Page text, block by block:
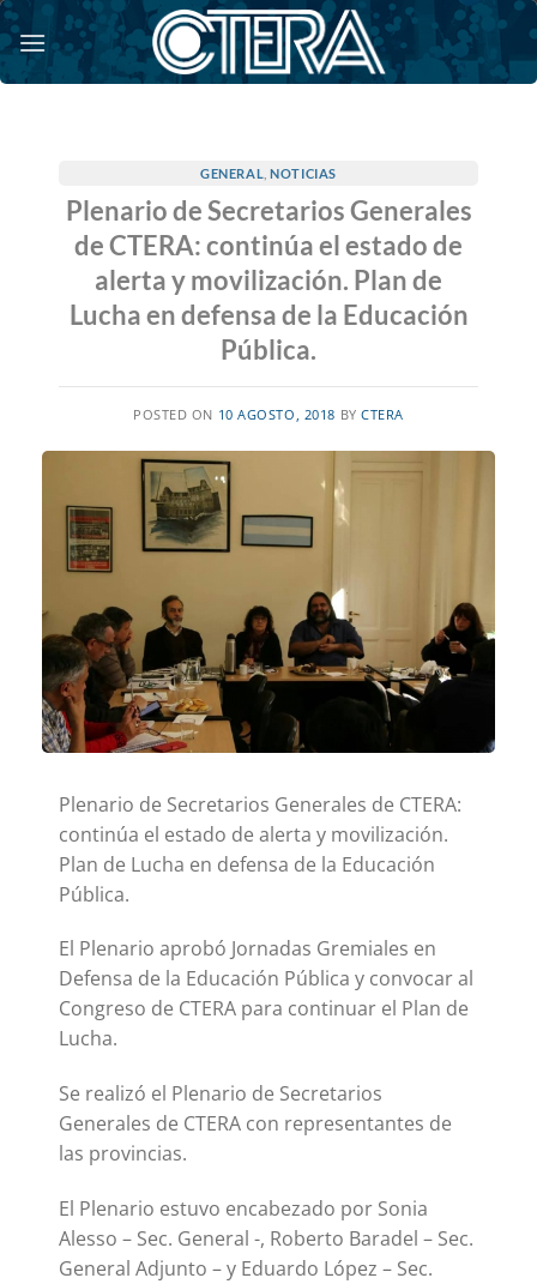
Saltar
al
contenido
GENERAL ,NOTICIAS
Plenario de Secretarios Generales
de CTERA: continúa el estado de
alerta y movilización. Plan de
Lucha en defensa de la Educación
Pública.
POSTED ON 10 AGOSTO, 2018 BYCTERA
Plenario de Secretarios Generales de CTERA:
continúa el estado de alerta y movilización.
Plan de Lucha en defensa de la Educación
Pública.
El Plenario aprobó Jornadas Gremiales en
Defensa de la Educación Pública y convocar al
Congreso de CTERA para continuar el Plan de
Lucha.
Se realizó el Plenario de Secretarios
Generales de CTERA con representantes de
las provincias.
El Plenario estuvo encabezado por Sonia
Alesso – Sec. General -, Roberto Baradel – Sec.
General Adjunto – y Eduardo López – Sec.